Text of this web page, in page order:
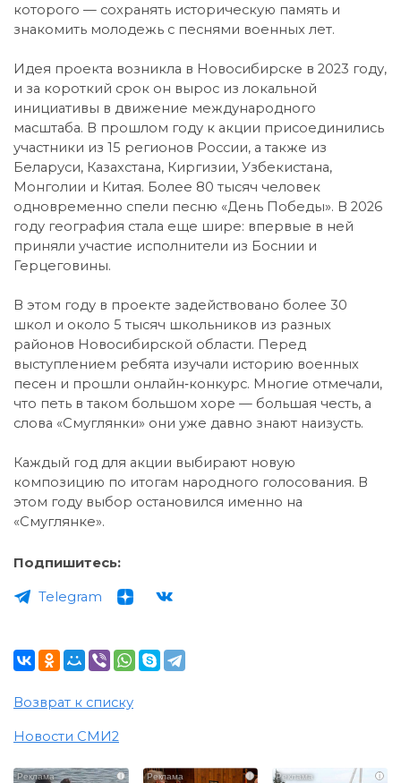
которого — сохранять историческую память и
знакомить молодежь с песнями военных лет.
Идея проекта возникла в Новосибирске в 2023 году,
и за короткий срок он вырос из локальной
инициативы в движение международного
масштаба. В прошлом году к акции присоединились
участники из 15 регионов России, а также из
Беларуси, Казахстана, Киргизии, Узбекистана,
Монголии и Китая. Более 80 тысяч человек
одновременно спели песню «День Победы». В 2026
году география стала еще шире: впервые в ней
приняли участие исполнители из Боснии и
Герцеговины.
В этом году в проекте задействовано более 30
школ и около 5 тысяч школьников из разных
районов Новосибирской области. Перед
выступлением ребята изучали историю военных
песен и прошли онлайн‑конкурс. Многие отмечали,
что петь в таком большом хоре — большая честь, а
слова «Смуглянки» они уже давно знают наизусть.
Каждый год для акции выбирают новую
композицию по итогам народного голосования. В
этом году выбор остановился именно на
«Смуглянке».
Подпишитесь:
Telegram
Возврат к списку
Новости СМИ2
i i i